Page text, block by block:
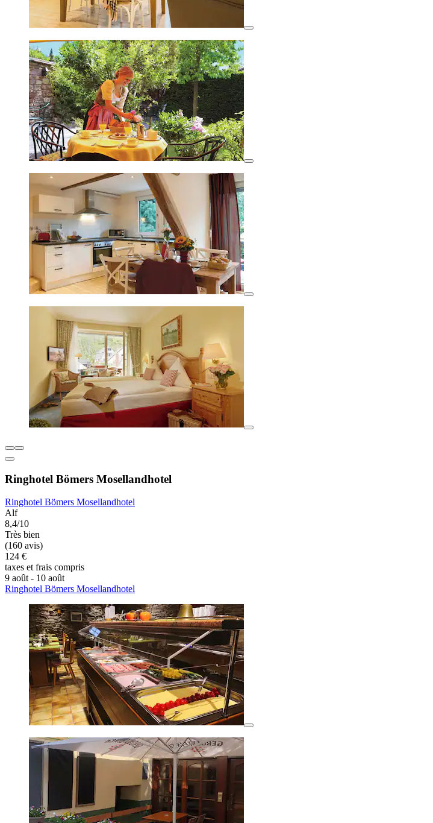
Ringhotel Bömers Mosellandhotel
Ringhotel Bömers Mosellandhotel
Alf
8,4/10
Très bien
(160 avis)
124 €
taxes et frais compris
9 août - 10 août
Ringhotel Bömers Mosellandhotel